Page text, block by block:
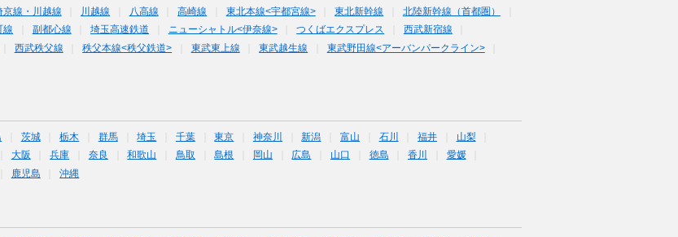
京線・川越線 川越線 八高線 高崎線 東北本線<宇都宮線> 東北新幹線
北陸新幹線（首都圏）
線 副都心線 埼玉高速鉄道 ニューシャトル<伊奈線> つくばエクスプレス
西武新宿線
西武秩父線 秩父本線<秩父鉄道> 東武東上線 東武越生線
東武野田線<アーバンパークライン>
茨城 栃木 群馬 埼玉 千葉 東京 神奈川 新潟 富山 石川 福井
山梨
大阪 兵庫 奈良 和歌山 鳥取 島根 岡山 広島 山口 徳島 香川
愛媛
鹿児島 沖縄